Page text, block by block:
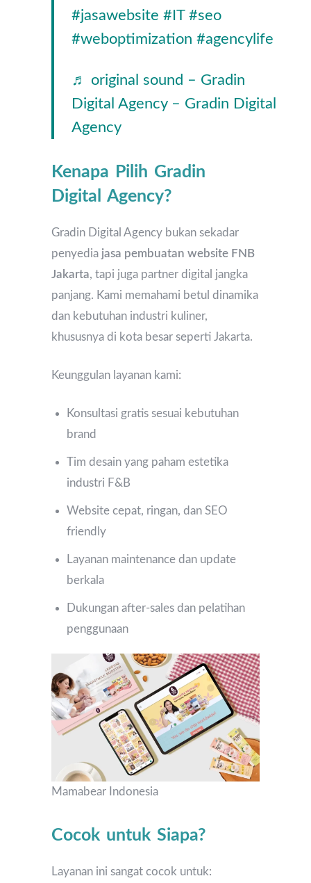
#jasawebsite #IT #seo
#weboptimization #agencylife
♬ original sound – Gradin
Digital Agency – Gradin Digital
Agency
Kenapa Pilih Gradin
Digital Agency?
Gradin Digital Agency bukan sekadar
penyedia jasa pembuatan website FNB
Jakarta, tapi juga partner digital jangka
panjang. Kami memahami betul dinamika
dan kebutuhan industri kuliner,
khususnya di kota besar seperti Jakarta.
Keunggulan layanan kami:
Konsultasi gratis sesuai kebutuhan
brand
Tim desain yang paham estetika
industri F&B
Website cepat, ringan, dan SEO
friendly
Layanan maintenance dan update
berkala
Dukungan after-sales dan pelatihan
penggunaan
Mamabear Indonesia
Cocok untuk Siapa?
Layanan ini sangat cocok untuk: